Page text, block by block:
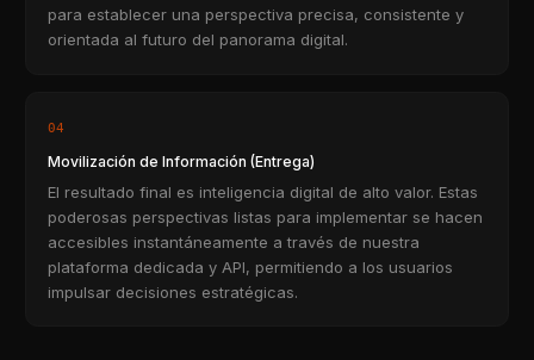
para establecer una perspectiva precisa, consistente y
orientada al futuro del panorama digital.
04
Movilización de Información (Entrega)
El resultado final es inteligencia digital de alto valor. Estas
poderosas perspectivas listas para implementar se hacen
accesibles instantáneamente a través de nuestra
plataforma dedicada y API, permitiendo a los usuarios
impulsar decisiones estratégicas.